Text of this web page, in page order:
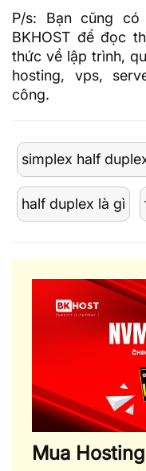
P/s: Bạn cũng
BKHOST để đọc
thức về lập trình,
hosting, vps,
công.
simplex half
half duplex là gì
Mua